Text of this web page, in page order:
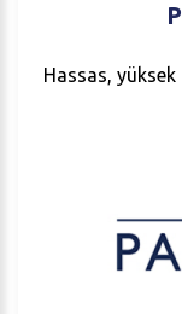
Hassas, yüksek